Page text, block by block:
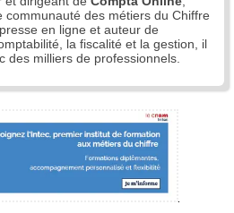
des métiers du Chiffre
en ligne et auteur de
la fiscalité et la gestion, il
des milliers de professionnels.